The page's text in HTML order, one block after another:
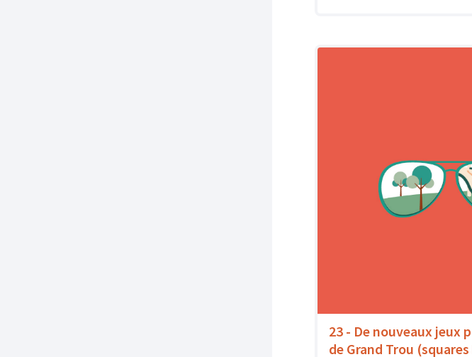
23 - De nouveaux jeux
de Grand Trou